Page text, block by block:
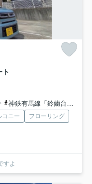
ト
神鉄有馬線「鈴蘭台」駅 徒歩20分
コニー
フローリング
すよ